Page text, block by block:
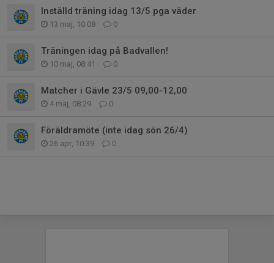
Inställd träning idag 13/5 pga väder
13 maj, 10:08 0
Träningen idag på Badvallen!
10 maj, 08:41 0
Matcher i Gävle 23/5 09,00-12,00
4 maj, 08:29 0
Föräldramöte (inte idag sön 26/4)
26 apr, 10:39 0